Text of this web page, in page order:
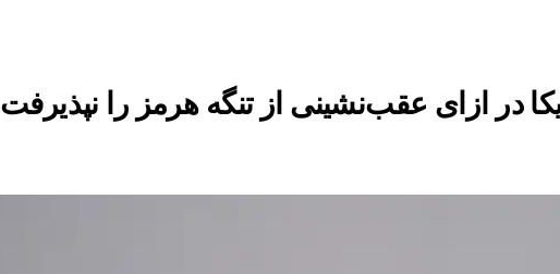
در ازای عقب‌نشینی از تنگه هرمز را نپذیرفت